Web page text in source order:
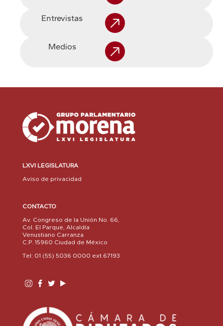
Entrevistas
Medios
LXVI LEGISLATURA
Aviso de privacidad
CONTACTO
Av. Congreso de la Unión No. 66,
Col. El Parque, Alcaldía
Venustiano Carranza
C.P. 15960 Ciudad de México
Tel: 01 (55) 5036 0000 ext.67193